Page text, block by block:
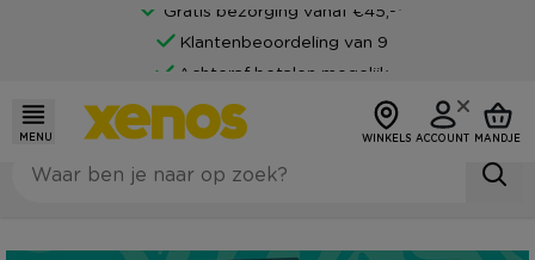
Gratis bezorging vanaf €45,-*
Klantenbeoordeling van 9
Achteraf betalen mogelijk
MENU WINKELS ACCOUNT MANDJE